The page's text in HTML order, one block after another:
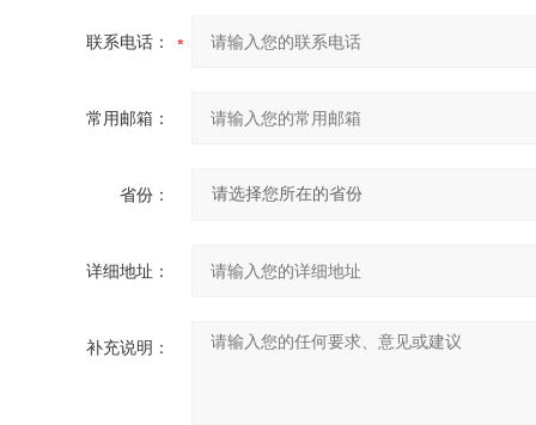
联系电话：
常用邮箱：
省份：
详细地址：
补充说明：